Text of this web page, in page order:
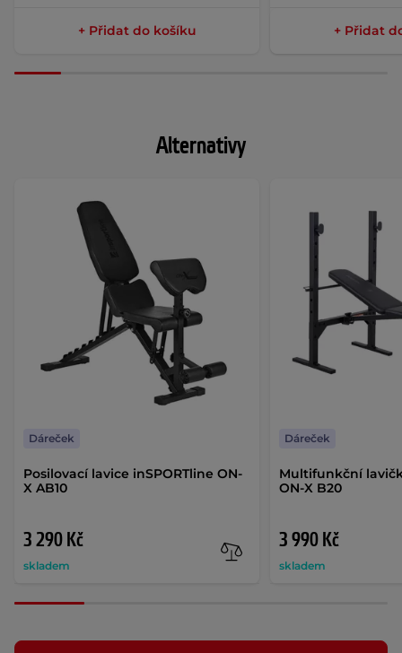
+ Přidat do košíku + Přidat
Alternativy
Posilovací lavice inSPORTline ON-
X AB10
3 290 Kč
skladem
Dáreček
Multifunkční
ON-X B20
3 990 Kč
skladem
Dáreček